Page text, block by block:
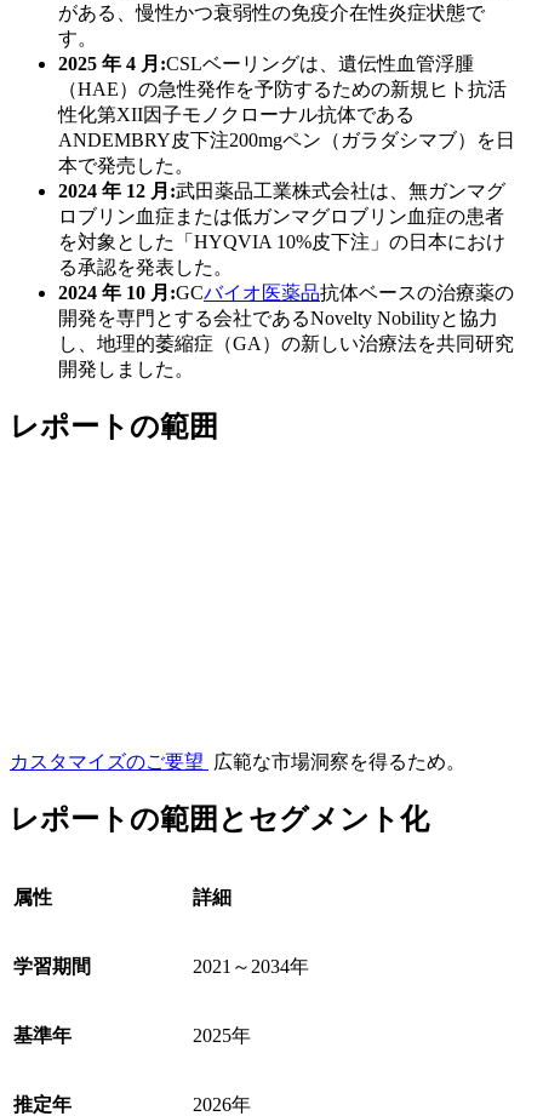
がある、慢性かつ衰弱性の免疫介在性炎症状態で
す。
2025 年 4 月:CSLベーリングは、遺伝性血管浮腫
（HAE）の急性発作を予防するための新規ヒト抗活
性化第XII因子モノクローナル抗体である
ANDEMBRY皮下注200mgペン（ガラダシマブ）を日
本で発売した。
2024 年 12 月:武田薬品工業株式会社は、無ガンマグ
ロブリン血症または低ガンマグロブリン血症の患者
を対象とした「HYQVIA 10%皮下注」の日本におけ
る承認を発表した。
2024 年 10 月:GCバイオ医薬品抗体ベースの治療薬の
開発を専門とする会社であるNovelty Nobilityと協力
し、地理的萎縮症（GA）の新しい治療法を共同研究
開発しました。
レポートの範囲
カスタマイズのご要望 広範な市場洞察を得るため。
レポートの範囲とセグメント化
属性 詳細
学習期間 2021～2034年
基準年 2025年
推定年 2026年